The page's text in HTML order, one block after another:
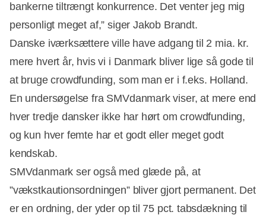
bankerne tiltrængt konkurrence. Det venter jeg mig
personligt meget af,” siger Jakob Brandt.
Danske iværksættere ville have adgang til 2 mia. kr.
mere hvert år, hvis vi i Danmark bliver lige så gode til
at bruge crowdfunding, som man er i f.eks. Holland.
En undersøgelse fra SMVdanmark viser, at mere end
hver tredje dansker ikke har hørt om crowdfunding,
og kun hver femte har et godt eller meget godt
kendskab.
SMVdanmark ser også med glæde på, at
”vækstkautionsordningen” bliver gjort permanent. Det
er en ordning, der yder op til 75 pct. tabsdækning til